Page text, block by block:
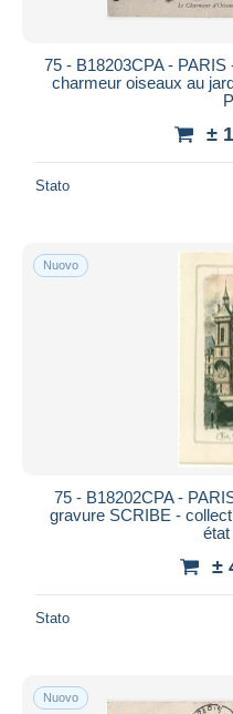
75 - B18203CPA -
charmeur oiseaux au
±
Stato
Nuovo
75 - B18202CPA -
gravure SCRIBE -
±
Stato
Nuovo